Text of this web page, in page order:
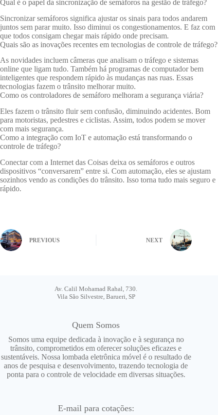
Qual é o papel da sincronização de semáforos na gestão de tráfego?
Sincronizar semáforos significa ajustar os sinais para todos andarem
juntos sem parar muito. Isso diminui os congestionamentos. E faz com
que todos consigam chegar mais rápido onde precisam.
Quais são as inovações recentes em tecnologias de controle de tráfego?
As novidades incluem câmeras que analisam o tráfego e sistemas
online que ligam tudo. Também há programas de computador bem
inteligentes que respondem rápido às mudanças nas ruas. Essas
tecnologias fazem o trânsito melhorar muito.
Como os controladores de semáforo melhoram a segurança viária?
Eles fazem o trânsito fluir sem confusão, diminuindo acidentes. Bom
para motoristas, pedestres e ciclistas. Assim, todos podem se mover
com mais segurança.
Como a integração com IoT e automação está transformando o
controle de tráfego?
Conectar com a Internet das Coisas deixa os semáforos e outros
dispositivos “conversarem” entre si. Com automação, eles se ajustam
sozinhos vendo as condições do trânsito. Isso torna tudo mais seguro e
rápido.
PREVIOUS NEXT
Av. Calil Mohamad Rahal, 730.
Vila São Silvestre, Barueri, SP
Quem Somos
Somos uma equipe dedicada à inovação e à segurança no
trânsito, comprometidos em oferecer soluções eficazes e
sustentáveis. Nossa lombada eletrônica móvel é o resultado de
anos de pesquisa e desenvolvimento, trazendo tecnologia de
ponta para o controle de velocidade em diversas situações.
E-mail para cotações: